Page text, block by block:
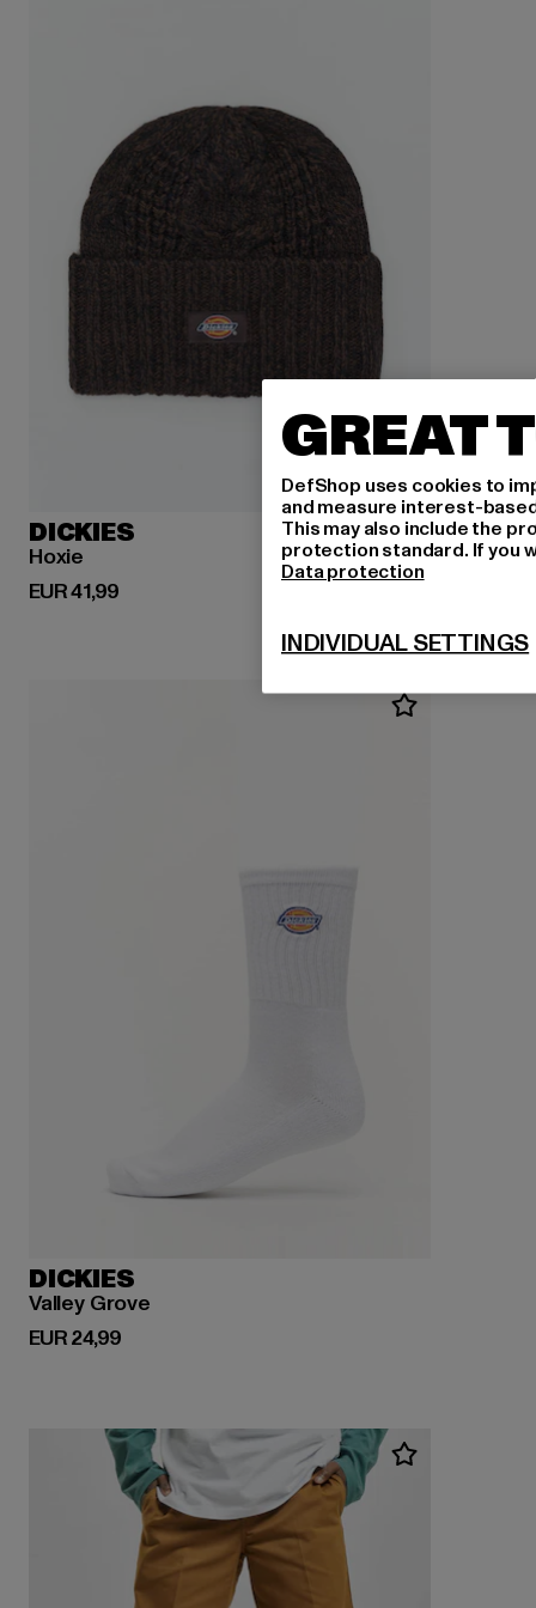
DICKIES
Hoxie
EUR 41,99
Huidige prijs: EUR 41,99
DICKIES
Valley Grove
EUR 24,99
Huidige prijs: EUR 24,99
GREAT
DefShop uses cookies to
and measure interest-
This may also include the
protection standard. If you
Data protection
INDIVIDUAL SETTINGS